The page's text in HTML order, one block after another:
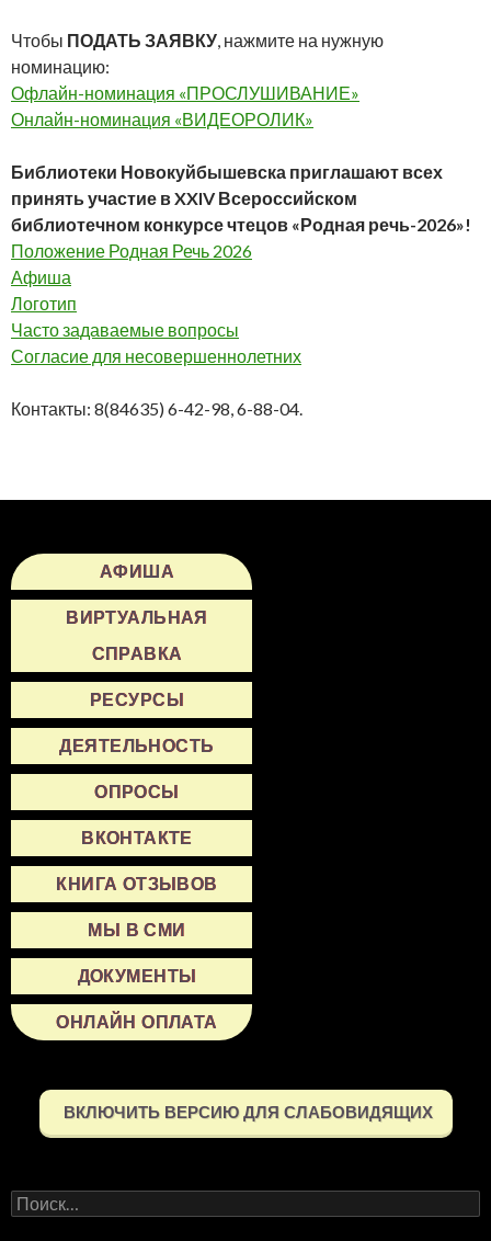
Чтобы ПОДАТЬ ЗАЯВКУ , нажмите на нужную
номинацию:
Офлайн-номинация «ПРОСЛУШИВАНИЕ»
Онлайн-номинация «ВИДЕОРОЛИК»
Библиотеки Новокуйбышевска приглашают всех
принять участие в XXIVВсероссийском
библиотечном конкурсе чтецов «Родная речь-2026»!
Положение Родная Речь 2026
Афиша
Логотип
Часто задаваемые вопросы
Согласие для несовершеннолетних
Контакты: 8(84635) 6-42-98, 6-88-04.
АФИША
ВИРТУАЛЬНАЯ
СПРАВКА
РЕСУРСЫ
ДЕЯТЕЛЬНОСТЬ
ОПРОСЫ
ВКОНТАКТЕ
КНИГА ОТЗЫВОВ
МЫ В СМИ
ДОКУМЕНТЫ
ОНЛАЙН ОПЛАТА
ВКЛЮЧИТЬ ВЕРСИЮ ДЛЯ СЛАБОВИДЯЩИХ
Найти: